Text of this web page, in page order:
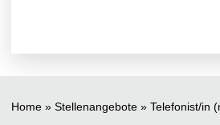
Home » Stellenangebote » Telefonist/in